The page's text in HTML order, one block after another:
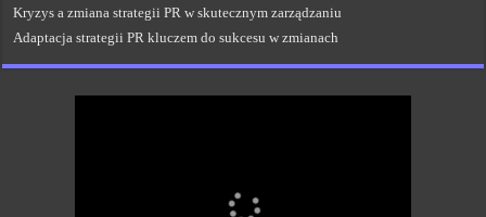
Kryzys a zmiana strategii PR w skutecznym zarządzaniu
Adaptacja strategii PR kluczem do sukcesu w zmianach